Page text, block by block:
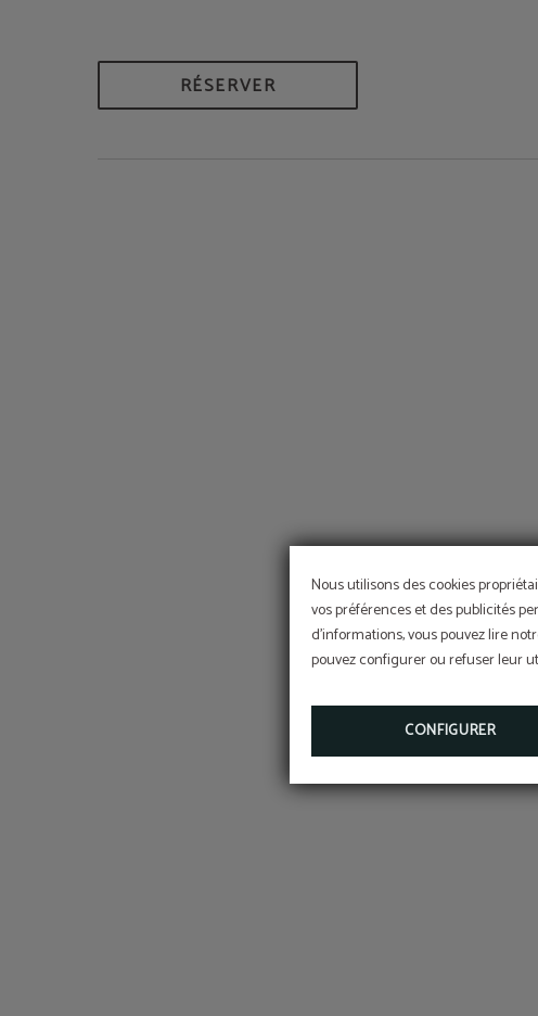
Nous utilisons des cookies
vos préférences et des publicités
d'informations, vous pouvez lire
pouvez configurer ou refuser leur
CONFIGURER
RÉSERVER